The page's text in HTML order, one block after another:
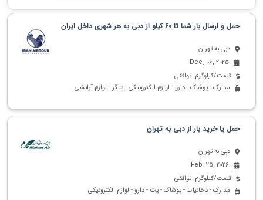
حمل و ارسال بار شما تا 60 کیلو از دبی به هر شهری داخل ایران
دبی به تهران
Dec. 06, 2025
قیمت/کیلوگرم: توافقی
مدارک - پوشاک - دارو - لوازم الکترونیکی - دیگر - لوازم آرایشی
حمل یا خرید بار از دبی به تهران
دبی به تهران
Feb. 25, 2026
قیمت/کیلوگرم: توافقی
مدارک - دخانیات - پوشاک - پت - دارو - لوازم الکترونیکی